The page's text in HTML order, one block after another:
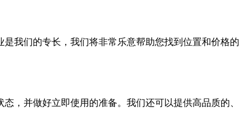
我们的专长，我们将非常乐意帮助您找到位置和价格的
，并做好立即使用的准备。我们还可以提供高品质的、